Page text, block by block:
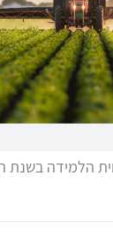
הלמידה בשנת